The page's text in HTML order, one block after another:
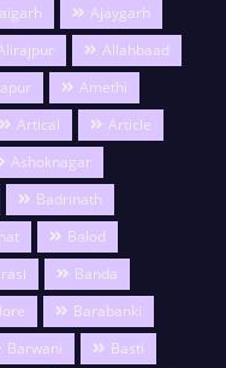
Ajaygarh
Allahbaad
Amethi
Artical
Article
Ashoknagar
Badrinath
Balod
Banda
Barabanki
Barwani
Basti